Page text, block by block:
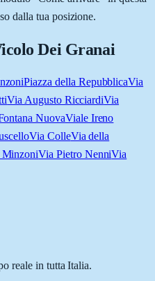
dalla tua posizione.
Dei Granai
Piazza della RepubblicaVia
Via Augusto RicciardiVia
NuovaViale Ireno
Via ColleVia della
Via Pietro NenniVia
reale in tutta Italia.